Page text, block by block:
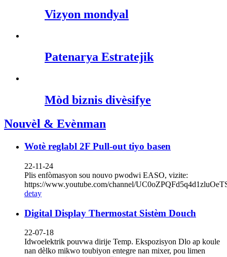
Vizyon mondyal
Patenarya Estratejik
Mòd biznis divèsifye
Nouvèl & Evènman
Wotè reglabl 2F Pull-out tiyo basen
22-11-24
Plis enfòmasyon sou nouvo pwodwi EASO, vizite:
https://www.youtube.com/channel/
detay
Digital Display Thermostat Sistèm Douch
22-07-18
Idwoelektrik pouvwa dirije Temp. Ekspozisyon Dlo ap koule
nan dèlko mikwo toubiyon entegre nan mixer, pou limen